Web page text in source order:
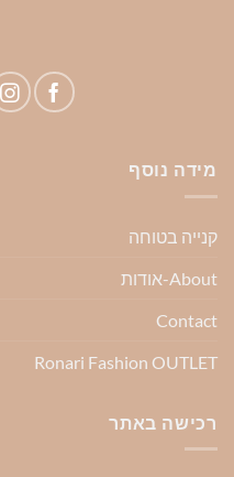
מידה נוסף
קנייה בטוחה
About-אודות
Contact
Ronari Fashion OUTLET
רכישה באתר